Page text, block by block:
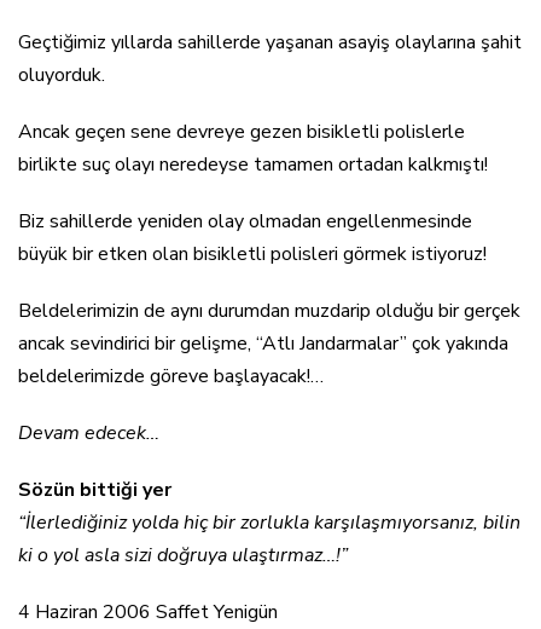
Geçtiğimiz yıllarda sahillerde yaşanan asayiş olaylarına şahit
oluyorduk.
Ancak geçen sene devreye gezen bisikletli polislerle
birlikte suç olayı neredeyse tamamen ortadan kalkmıştı!
Biz sahillerde yeniden olay olmadan engellenmesinde
büyük bir etken olan bisikletli polisleri görmek istiyoruz!
Beldelerimizin de aynı durumdan muzdarip olduğu bir gerçek
ancak sevindirici bir gelişme, “Atlı Jandarmalar” çok yakında
beldelerimizde göreve başlayacak!…
Devam edecek…
Sözün bittiği yer
“İlerlediğiniz yolda hiç bir zorlukla karşılaşmıyorsanız, bilin
ki o yol asla sizi doğruya ulaştırmaz…!”
4 Haziran 2006 Saffet Yenigün